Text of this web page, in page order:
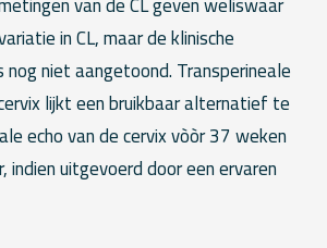
in CL, maar de klinische
niet aangetoond. Transperineale
lijkt een bruikbaar alternatief te
echo van de cervix vòòr 37 weken
indien uitgevoerd door een ervaren